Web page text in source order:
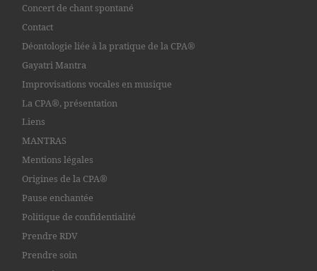
Concert de chant spontané
Contact
Déontologie liée à la pratique de la CPA®
Gayatri Mantra
Improvisations vocales en musique
La CPA®, présentation
Liens
MANTRAS
Mentions légales
Origines de la CPA®
Pause enchantée
Politique de confidentialité
Prendre RDV
Prendre soin